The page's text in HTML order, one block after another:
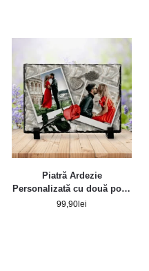
Piatră Ardezie
Personalizată cu două poze
model trandafir
99,90 lei